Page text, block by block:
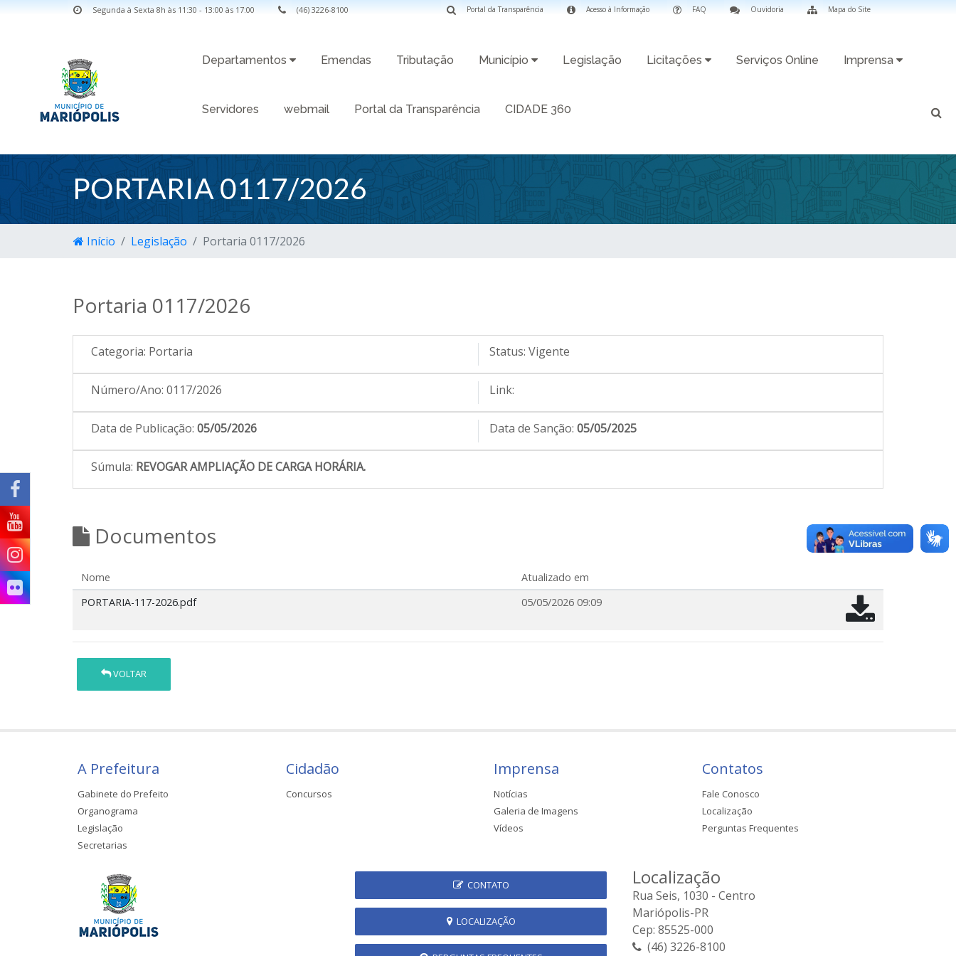
Segunda à Sexta 8h às 11:30 - 13:00 às 17:00 (46) 3226-8100 Mapa do Site
Ouvidoria
FAQ
Acesso à Informação
Portal da Transparência
Departamentos Emendas Tributação Município Legislação Licitações Serviços Online Imprensa
Servidores webmail Portal da Transparência CIDADE 360
PORTARIA 0117/2026
Início Legislação Portaria 0117/2026
Portaria 0117/2026
Categoria: Portaria Status: Vigente
Número/Ano: 0117/2026 Link:
Data de Publicação: 05/05/2026 Data de Sanção: 05/05/2025
Súmula: REVOGAR AMPLIAÇÃO DE CARGA HORÁRIA.
Documentos
Nome
Atualizado em
PORTARIA-117-2026.pdf
05/05/2026 09:09
VOLTAR
A Prefeitura
Gabinete do Prefeito
Organograma
Legislação
Secretarias
Cidadão
Concursos
Imprensa
Notícias
Galeria de Imagens
Vídeos
Contatos
Fale Conosco
Localização
Perguntas Frequentes
CONTATO
LOCALIZAÇÃO
Localização
Rua Seis, 1030 - Centro
Mariópolis-PR
Cep: 85525-000
(46) 3226-8100